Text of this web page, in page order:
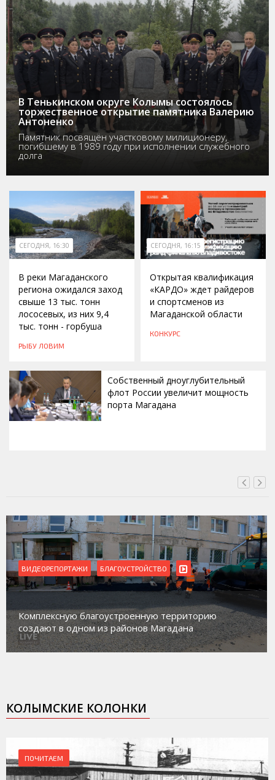
В Тенькинском округе Колымы состоялось
торжественное открытие памятника Валерию
Антоненко
Памятник посвящён участковому милиционеру,
погибшему в 1989 году при исполнении служебного
долга
СЕГОДНЯ, 16:30
В реки Магаданского
региона ожидался заход
свыше 13 тыс. тонн
лососевых, из них 9,4
тыс. тонн - горбуша
РЫБУ ЛОВИМ
СЕГОДНЯ, 16:15
Открытая квалификация
«КАРДО» ждет райдеров
и спортсменов из
Магаданской области
КОНКУРС
Собственный дноуглубительный
флот России увеличит мощность
порта Магадана
ВИДЕОРЕПОРТАЖИ БЛАГОУСТРОЙСТВО
Комплексную благоустроенную территорию
создают в одном из районов Магадана
КОЛЫМСКИЕ КОЛОНКИ
ПОЧИТАЕМ